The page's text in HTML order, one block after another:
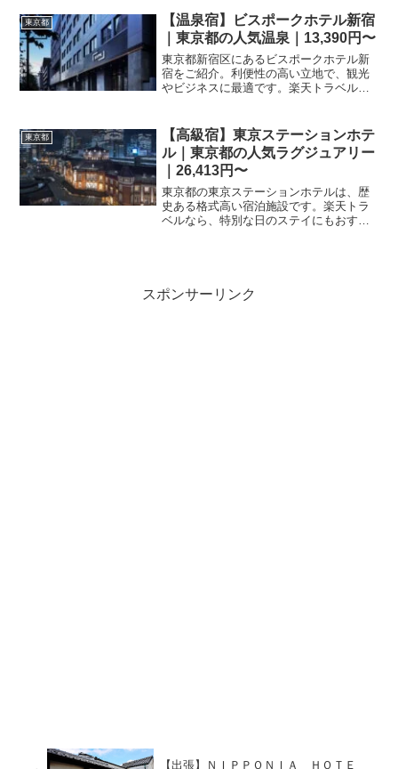
東京都
【温泉宿】ビスポークホテル新宿
｜東京都の人気温泉｜13,390円〜
東京都新宿区にあるビスポークホテル新
宿をご紹介。利便性の高い立地で、観光
やビジネスに最適です。楽天トラベルで
役立てください。
東京都
【高級宿】東京ステーションホテ
ル｜東京都の人気ラグジュアリー
｜26,413円〜
東京都の東京ステーションホテルは、歴
史ある格式高い宿泊施設です。楽天トラ
ベルなら、特別な日のステイにもおすす
スポンサーリンク
【出張】ＮＩＰＰＯＮＩＡ ＨＯＴＥ